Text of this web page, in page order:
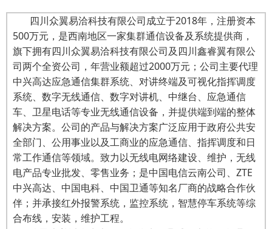
四川众翼易洽科技有限公司成立于2018年，注册资本
500万元，是西南地区一家集群通信设备及系统提供商，
旗下拥有四川众翼易洽科技有限公司及四川鑫睿翼有限公
司两个全资公司，年营业额超过2000万元；公司主要代理
中兴高达应急通信集群系统、对讲终端及可视化指挥调度
系统、数字无线通信、数字对讲机、中继台、应急通信
车、卫星电话等专业无线通信设备，并提供端到端的整体
解决方案。公司的产品与解决方案广泛应用于政府公共安
全部门、公用事业以及工商业的应急通信、指挥调度和日
常工作通信等领域。致力以无线电网络建设、维护，无线
电产品专业批发、零售业务；是中国电信云南公司、ZTE
中兴高达、中国电科、中国卫通等知名厂商的战略合作伙
伴；并承接红外报警系统，监控系统，智慧停车系统等综
合布线，安装，维护工程。